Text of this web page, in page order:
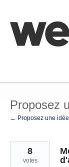
contenu
Proposez
← Proposez une
8
votes